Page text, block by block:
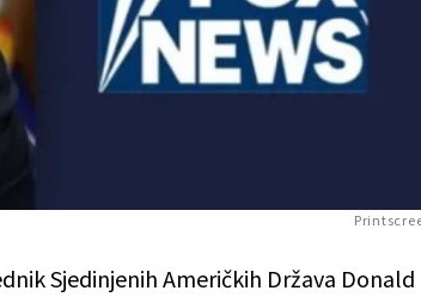
Sjedinjenih Američkih Država Donald